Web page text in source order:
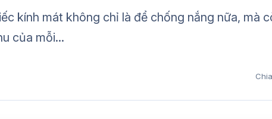
kính mát không chỉ là để chống nắng nữa, mà
của mỗi...